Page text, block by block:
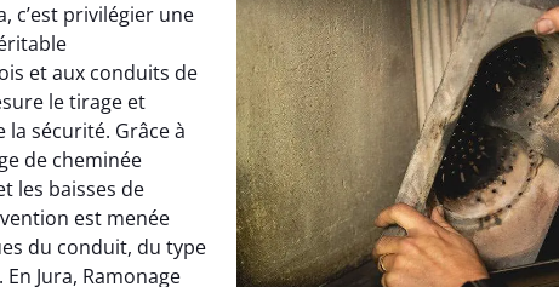
c’est privilégier une
et aux conduits de
le tirage et
sécurité. Grâce à
de cheminée
les baisses de
est menée
du conduit, du type
Jura, Ramonage